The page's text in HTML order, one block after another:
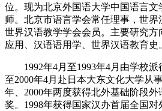
位。现为北京外国语大学中国语言文
师。北京市语言学会常任理事，世界
世界汉语教学学会会员。主要研究方
应用、汉语语用学、世界汉语教育史
1992年4月至1993年4月由学校派
至2000年4月赴日本大东文化大学从
年、2000年两度获得北外基础阶段
奖。1998年获得国家汉办首届全国